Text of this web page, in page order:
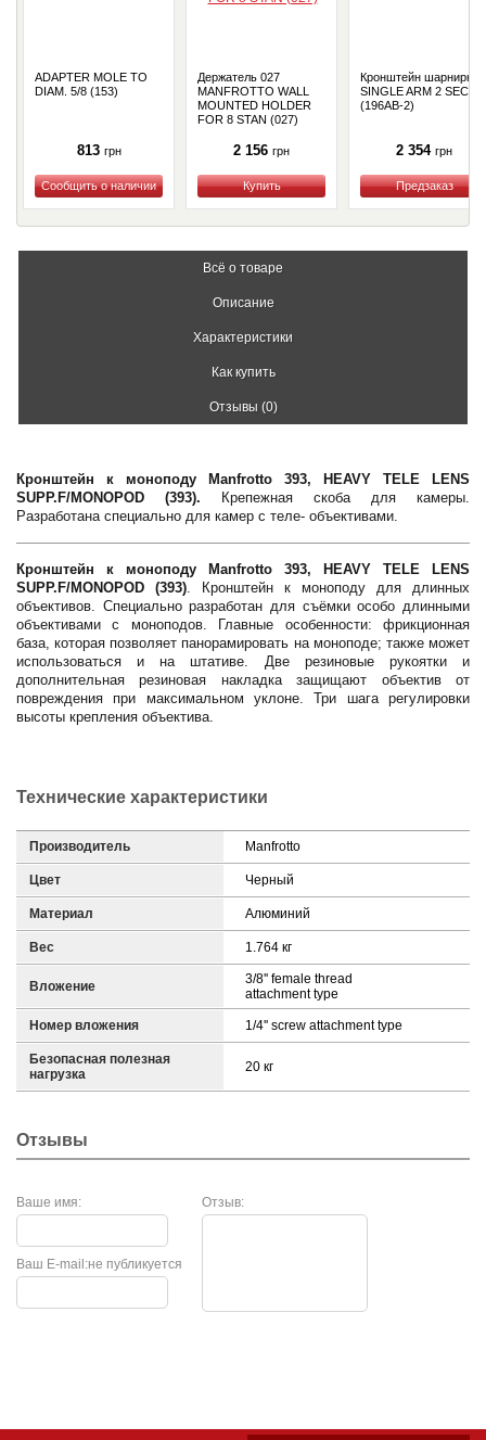
ADAPTER MOLE TO
DIAM. 5/8 (153)
813 грн
Купить
Держатель 027
MANFROTTO WALL
MOUNTED HOLDER
FOR 8 STAN (027)
2 156 грн
Купить
Кронштейн
SINGLE ARM 2 SECT.
(196AB-2)
2 354 грн
Купить
Всё о товаре
Описание
Характеристики
Как купить
Отзывы (0)
Кронштейн к моноподу Manfrotto 393, HEAVY TELE LENS
SUPP.F/MONOPOD (393).
Крепежная скоба для камеры.
Разработана специально для камер с теле- объективами.
Кронштейн к моноподу Manfrotto 393, HEAVY TELE LENS
SUPP.F/MONOPOD (393). Кронштейн к моноподу для длинных
объективов. Специально разработан для съёмки особо длинными
объективами с моноподов. Главные особенности: фрикционная
база, которая позволяет панорамировать на моноподе; также может
использоваться и на штативе. Две резиновые рукоятки и
дополнительная резиновая накладка защищают объектив от
повреждения при максимальном уклоне. Три шага регулировки
высоты крепления объектива.
Технические характеристики
Производитель Manfrotto
Цвет Черный
Материал Алюминий
Вес 1.764 кг
Вложение
3/8'' female thread
attachment type
Номер вложения 1/4'' screw attachment type
Безопасная полезная
нагрузка
20 кг
Отзывы
Ваше имя: Отзыв:
не публикуется
Ваш E-mail: